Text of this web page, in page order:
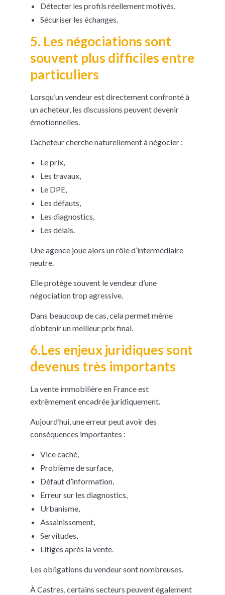
Détecter les profils réellement motivés,
Sécuriser les échanges.
5. Les négociations sont
souvent plus difficiles entre
particuliers
Lorsqu’un vendeur est directement confronté à
un acheteur, les discussions peuvent devenir
émotionnelles.
L’acheteur cherche naturellement à négocier :
Le prix,
Les travaux,
Le DPE,
Les défauts,
Les diagnostics,
Les délais.
Une agence joue alors un rôle d’intermédiaire
neutre.
Elle protège souvent le vendeur d’une
négociation trop agressive.
Dans beaucoup de cas, cela permet même
d’obtenir un meilleur prix final.
6.Les enjeux juridiques sont
devenus très importants
La vente immobilière en France est
extrêmement encadrée juridiquement.
Aujourd’hui, une erreur peut avoir des
conséquences importantes :
Vice caché,
Problème de surface,
Défaut d’information,
Erreur sur les diagnostics,
Urbanisme,
Assainissement,
Servitudes,
Litiges après la vente.
Les obligations du vendeur sont nombreuses.
À Castres, certains secteurs peuvent également